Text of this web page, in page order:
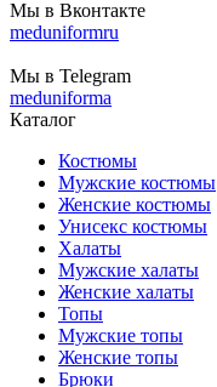
Мы в Вконтакте
meduniformru
Мы в Telegram
meduniforma
Каталог
Костюмы
Мужские костюмы
Женские костюмы
Унисекс костюмы
Халаты
Мужские халаты
Женские халаты
Топы
Мужские топы
Женские топы
Брюки